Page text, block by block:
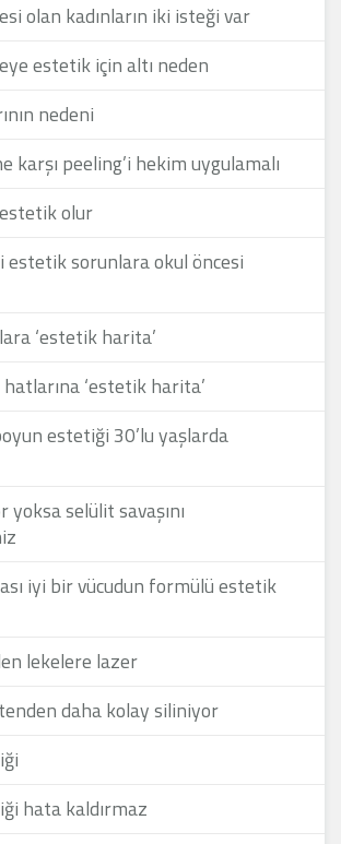
olan kadınların iki isteği var
estetik için altı neden
nedeni
karşı peeling’i hekim uygulamalı
olur
estetik sorunlara okul öncesi
‘estetik harita’
‘estetik harita’
estetiği 30’lu yaşlarda
yoksa selülit savaşını
iyi bir vücudun formülü estetik
lekelere lazer
daha kolay siliniyor
hata kaldırmaz